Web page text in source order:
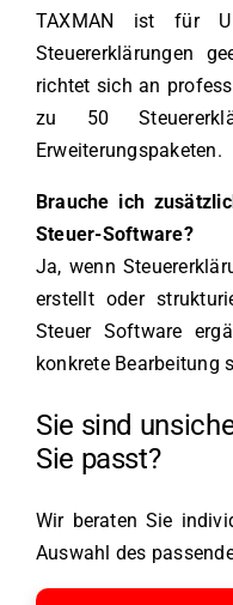
TAXMAN ist für
Steuererklärungen
richtet sich an
zu 50
Erweiterungspaketen.
Brauche ich
Steuer-Software?
Ja, wenn
erstellt oder
Steuer Software
konkrete Bearbeitung
Sie sind
Sie passt?
Wir beraten Sie
Auswahl des